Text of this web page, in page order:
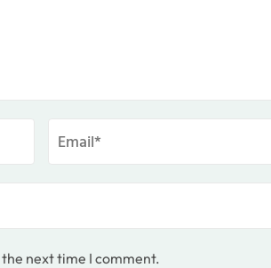
next time I comment.